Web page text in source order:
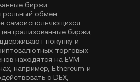
биржи
обмен
самоисполняющихся
биржи,
покупку и
торговых
находятся на EVM-
например, Ethereum и
с DEX,